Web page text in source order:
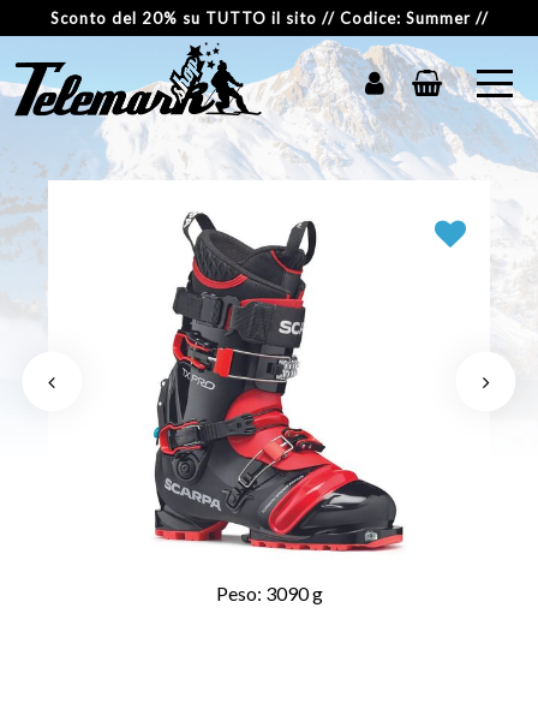
Sconto del 20% su TUTTO il sito // Codice: Summer //
Peso: 3090 g